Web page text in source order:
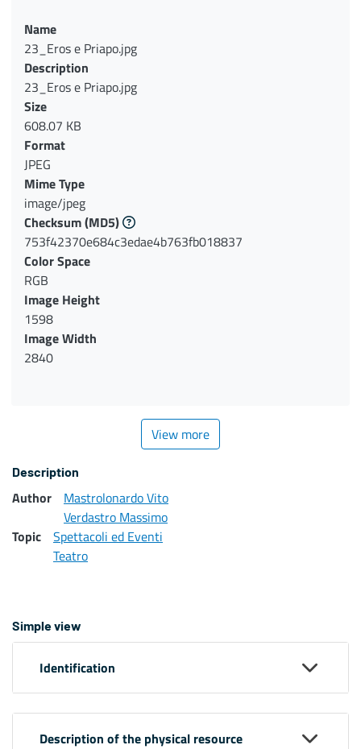
Name
23_Eros e Priapo.jpg
Description
23_Eros e Priapo.jpg
Size
608.07 KB
Format
JPEG
Mime Type
image/jpeg
Checksum(MD5)
753f42370e684c3edae4b763fb018837
Color Space
RGB
Image Height
1598
Image Width
2840
View more
Description
Author
Mastrolonardo Vito
Verdastro Massimo
Topic
Spettacoli ed Eventi
Teatro
Simple view
Identification
Description of the physical resource